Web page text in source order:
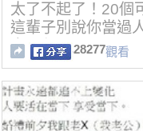
太了不起了！20個
這輩子別說你當過
少10坪了！28277觀看